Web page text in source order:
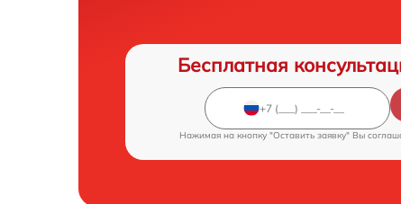
Бесплатная
Нажимая на кнопку "Оставить заявку" Вы